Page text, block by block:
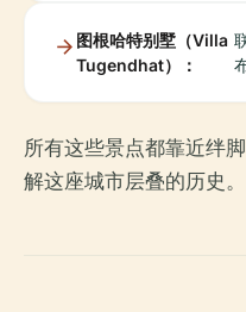
图根哈特别墅（Villa
Tugendhat）：
所有这些景点都靠近绊
解这座城市层叠的历史。